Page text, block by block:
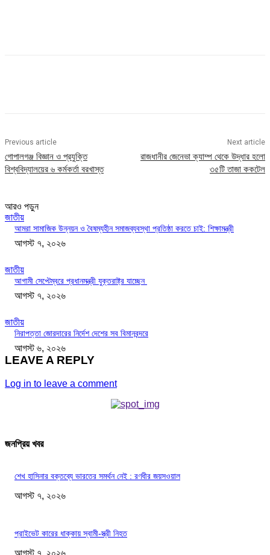
Previous article
গোপালগঞ্জ বিজ্ঞান ও প্রযুক্তি
বিশ্ববিদ্যালয়ের ৬ কর্মকর্তা বরখাস্ত
Next article
রাজধানীর জেনেভা ক্যাম্প থেকে উদ্ধার হলো
৩৫টি তাজা ককটেল
আরও পড়ুন
জাতীয়
আমরা সামাজিক উন্নয়ন ও বৈষম্যহীন সমাজব্যবস্থা প্রতিষ্ঠা করতে চাই: শিক্ষামন্ত্রী
আগস্ট ৭, ২০২৬
জাতীয়
আগামী সেপ্টেম্বরে প্রধানমন্ত্রী যুক্তরাষ্ট্র যাচ্ছেন
আগস্ট ৭, ২০২৬
জাতীয়
নিরাপত্তা জোরদারের নির্দেশ দেশের সব বিমানবন্দরে
আগস্ট ৬, ২০২৬
LEAVE A REPLY
Log in to leave a comment
জনপ্রিয় খবর
শেখ হাসিনার বক্তব্যে ভারতের সমর্থন নেই : রণধীর জয়সওয়াল
আগস্ট ৭, ২০২৬
প্রাইভেট কারের ধাক্কায় স্বামী-স্ত্রী নিহত
আগস্ট ৭, ২০২৬